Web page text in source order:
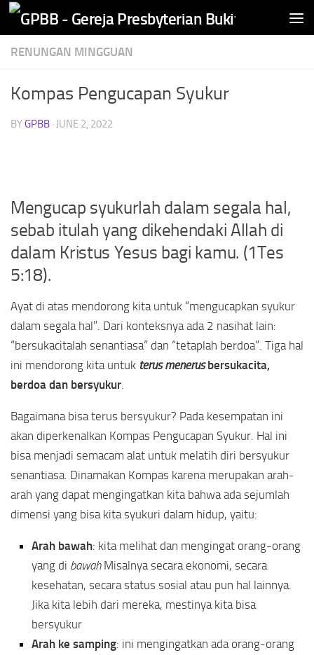
Skip to content
RENUNGAN MINGGUAN
Kompas Pengucapan Syukur
BYGPBB · JUNE 2, 2022
Mengucap syukurlah dalam segala hal,
sebab itulah yang dikehendaki Allah di
dalam Kristus Yesus bagi kamu. (1Tes
5:18).
Ayat di atas mendorong kita untuk “mengucapkan syukur
dalam segala hal”. Dari konteksnya ada 2 nasihat lain:
“bersukacitalah senantiasa” dan “tetaplah berdoa”. Tiga hal
ini mendorong kita untuk terus menerusbersukacita,
berdoa dan bersyukur.
Bagaimana bisa terus bersyukur? Pada kesempatan ini
akan diperkenalkan Kompas Pengucapan Syukur. Hal ini
bisa menjadi semacam alat untuk melatih diri bersyukur
senantiasa. Dinamakan Kompas karena merupakan arah-
arah yang dapat mengingatkan kita bahwa ada sejumlah
dimensi yang bisa kita syukuri dalam hidup, yaitu:
Arah bawah: kita melihat dan mengingat orang-orang
yang di bawahMisalnya secara ekonomi, secara
kesehatan, secara status sosial atau pun hal lainnya.
Jika kita lebih dari mereka, mestinya kita bisa
bersyukur
Arah ke samping: ini mengingatkan ada orang-orang